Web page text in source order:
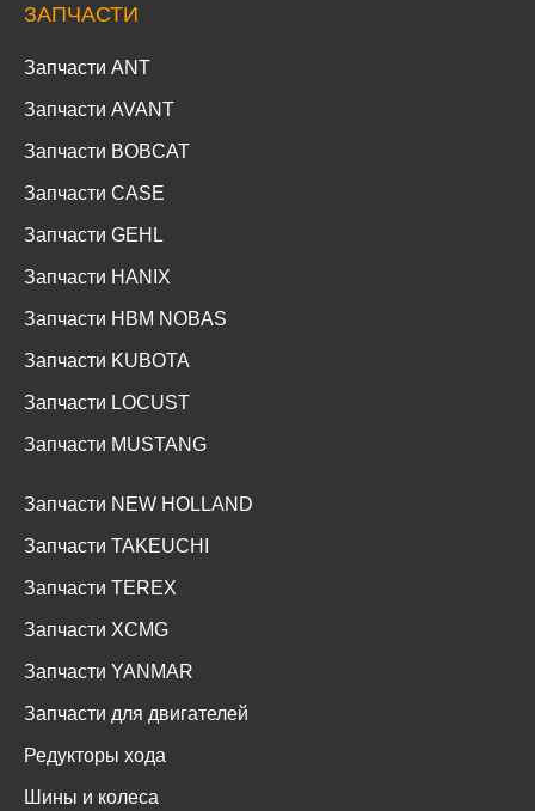
ЗАПЧАСТИ
Запчасти ANT
Запчасти AVANT
Запчасти BOBCAT
Запчасти CASE
Запчасти GEHL
Запчасти HANIX
Запчасти HBM NOBAS
Запчасти KUBOTA
Запчасти LOCUST
Запчасти MUSTANG
Запчасти NEW HOLLAND
Запчасти TAKEUCHI
Запчасти TEREX
Запчасти XCMG
Запчасти YANMAR
Запчасти для двигателей
Редукторы хода
Шины и колеса